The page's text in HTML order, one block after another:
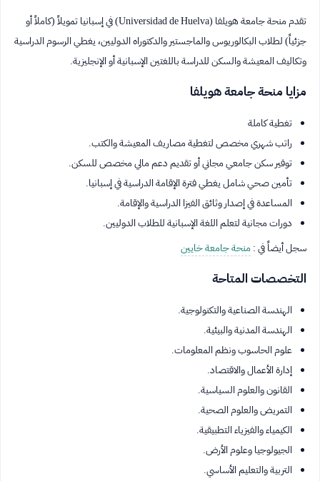
تقدم منحة جامعة هويلفا (Universidad de Huelva) في إسبانيا تمويلاً (كاملاً أو
جزئياً) لطلاب البكالوريوس والماجستير والدكتوراه الدوليين، يغطي الرسوم الدراسية
وتكاليف المعيشة والسكن للدراسة باللغتين الإسبانية أو الإنجليزية.
مزايا منحة جامعة هويلفا
تغطية كاملة
راتب شهري مخصص لتغطية مصاريف المعيشة والكتب.
توفير سكن جامعي مجاني أو تقديم دعم مالي مخصص للسكن.
تأمين صحي شامل يغطي فترة الإقامة الدراسية في إسبانيا.
المساعدة في إصدار وثائق الفيزا الدراسية والإقامة.
دورات مجانية لتعلم اللغة الإسبانية للطلاب الدوليين.
سجل أيضاً في :منحة جامعة خايين
التخصصات المتاحة
الهندسة الصناعية والتكنولوجية.
الهندسة المدنية والبيئية.
علوم الحاسوب ونظم المعلومات.
إدارة الأعمال والاقتصاد.
القانون والعلوم السياسية.
التمريض والعلوم الصحية.
الكيمياء والفيزياء التطبيقية.
الجيولوجيا وعلوم الأرض.
التربية والتعليم الأساسي.